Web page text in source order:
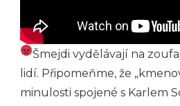
Šmejdi vydělávají na
lidí. Připomeňme, že
minulosti spojené s Karlem